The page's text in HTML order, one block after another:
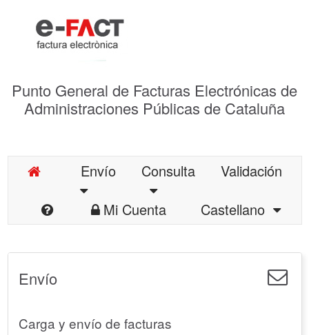
Punto General de Facturas Electrónicas de
Administraciones Públicas de Cataluña
Envío Consulta
Validación
Mi Cuenta
Castellano
Envío
Carga y envío de facturas